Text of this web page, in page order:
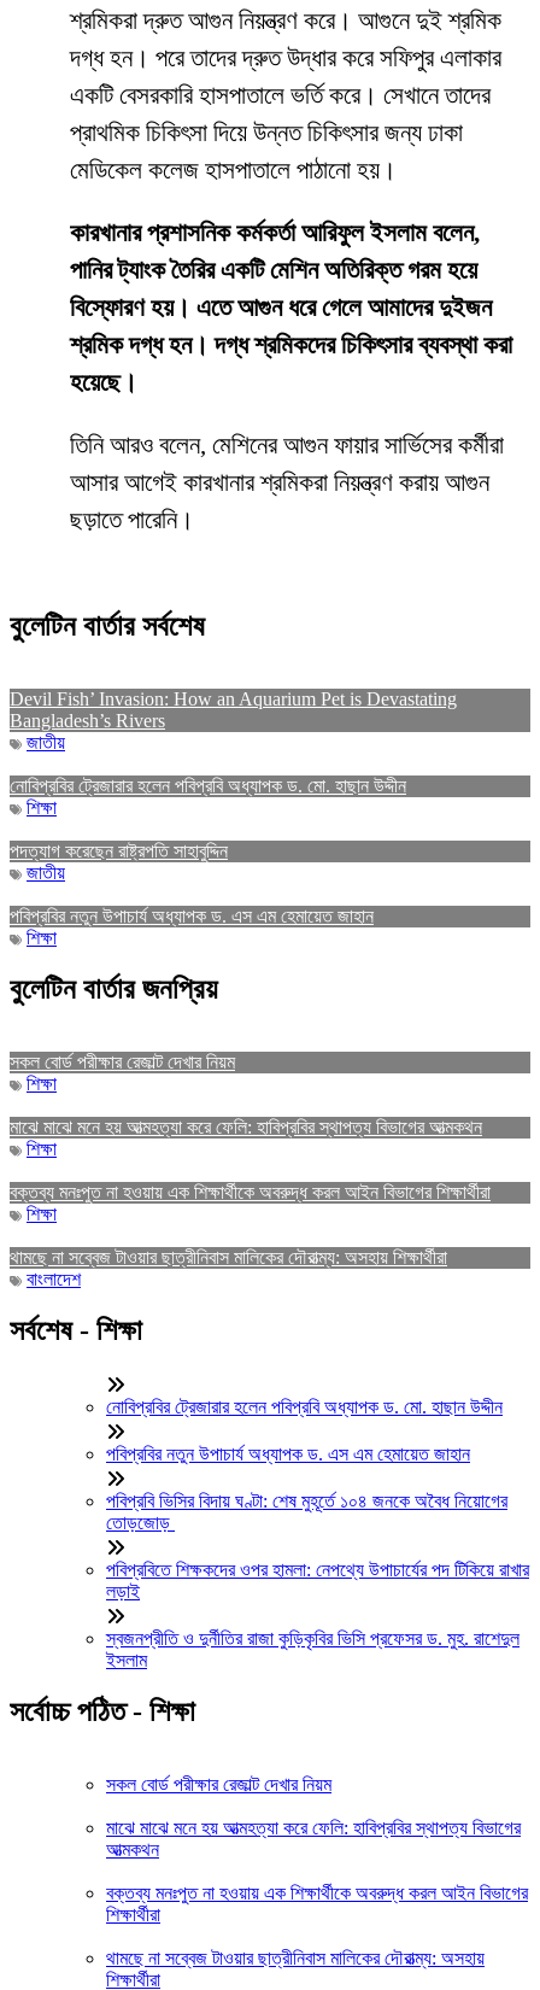
শ্রমিকরা দ্রুত আগুন নিয়ন্ত্রণ করে। আগুনে দুই শ্রমিক
দগ্ধ হন। পরে তাদের দ্রুত উদ্ধার করে সফিপুর এলাকার
একটি বেসরকারি হাসপাতালে ভর্তি করে। সেখানে তাদের
প্রাথমিক চিকিৎসা দিয়ে উন্নত চিকিৎসার জন্য ঢাকা
মেডিকেল কলেজ হাসপাতালে পাঠানো হয়।
কারখানার প্রশাসনিক কর্মকর্তা আরিফুল ইসলাম বলেন,
পানির ট্যাংক তৈরির একটি মেশিন অতিরিক্ত গরম হয়ে
বিস্ফোরণ হয়। এতে আগুন ধরে গেলে আমাদের দুইজন
শ্রমিক দগ্ধ হন। দগ্ধ শ্রমিকদের চিকিৎসার ব্যবস্থা করা
হয়েছে।
তিনি আরও বলেন, মেশিনের আগুন ফায়ার সার্ভিসের কর্মীরা
আসার আগেই কারখানার শ্রমিকরা নিয়ন্ত্রণ করায় আগুন
ছড়াতে পারেনি।
বুলেটিন বার্তার সর্বশেষ
Devil Fish’ Invasion: How an Aquarium Pet is Devastating
Bangladesh’s Rivers
জাতীয়
নোবিপ্রবির ট্রেজারার হলেন পবিপ্রবি অধ্যাপক ড. মো. হাছান উদ্দীন
শিক্ষা
পদত্যাগ করেছেন রাষ্ট্রপতি সাহাবুদ্দিন
জাতীয়
পবিপ্রবির নতুন উপাচার্য অধ্যাপক ড. এস এম হেমায়েত জাহান
শিক্ষা
বুলেটিন বার্তার জনপ্রিয়
সকল বোর্ড পরীক্ষার রেজাল্ট দেখার নিয়ম
শিক্ষা
মাঝে মাঝে মনে হয় আত্মহত্যা করে ফেলি: হাবিপ্রবির স্থাপত্য বিভাগের আত্মকথন
শিক্ষা
বক্তব্য মনঃপুত না হওয়ায় এক শিক্ষার্থীকে অবরুদ্ধ করল আইন বিভাগের শিক্ষার্থীরা
শিক্ষা
থামছে না সব্বেজ টাওয়ার ছাত্রীনিবাস মালিকের দৌরাত্ম্য: অসহায় শিক্ষার্থীরা
বাংলাদেশ
সর্বশেষ - শিক্ষা
নোবিপ্রবির ট্রেজারার হলেন পবিপ্রবি অধ্যাপক ড. মো. হাছান উদ্দীন
পবিপ্রবির নতুন উপাচার্য অধ্যাপক ড. এস এম হেমায়েত জাহান
পবিপ্রবি ভিসির বিদায় ঘণ্টা: শেষ মুহূর্তে ১০৪ জনকে অবৈধ নিয়োগের
তোড়জোড়
পবিপ্রবিতে শিক্ষকদের ওপর হামলা: নেপথ্যে উপাচার্যের পদ টিকিয়ে রাখার
লড়াই
স্বজনপ্রীতি ও দুর্নীতির রাজা কুড়িকৃবির ভিসি প্রফেসর ড. মুহ. রাশেদুল
ইসলাম
সর্বোচ্চ পঠিত - শিক্ষা
সকল বোর্ড পরীক্ষার রেজাল্ট দেখার নিয়ম
মাঝে মাঝে মনে হয় আত্মহত্যা করে ফেলি: হাবিপ্রবির স্থাপত্য বিভাগের
আত্মকথন
বক্তব্য মনঃপুত না হওয়ায় এক শিক্ষার্থীকে অবরুদ্ধ করল আইন বিভাগের
শিক্ষার্থীরা
থামছে না সব্বেজ টাওয়ার ছাত্রীনিবাস মালিকের দৌরাত্ম্য: অসহায়
শিক্ষার্থীরা